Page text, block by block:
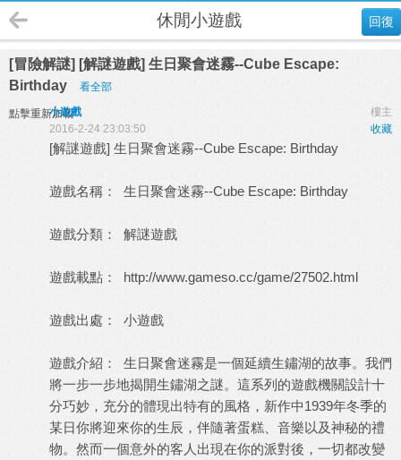
回復
休閒小遊戲
[冒險解謎] [解謎遊戲] 生日聚會迷霧--Cube Escape:
Birthday
看全部
點擊重新加載 樓主
小遊戲
收藏
2016-2-24 23:03:50
[解謎遊戲] 生日聚會迷霧--Cube Escape: Birthday
遊戲名稱： 生日聚會迷霧--Cube Escape: Birthday
遊戲分類： 解謎遊戲
遊戲載點： http://www.gameso.cc/game/27502.html
遊戲出處： 小遊戲
遊戲介紹： 生日聚會迷霧是一個延續生鏽湖的故事。我們
將一步一步地揭開生鏽湖之謎。這系列的遊戲機關設計十
分巧妙，充分的體現出特有的風格，新作中1939年冬季的
某日你將迎來你的生辰，伴隨著蛋糕、音樂以及神秘的禮
物。然而一個意外的客人出現在你的派對後，一切都改變